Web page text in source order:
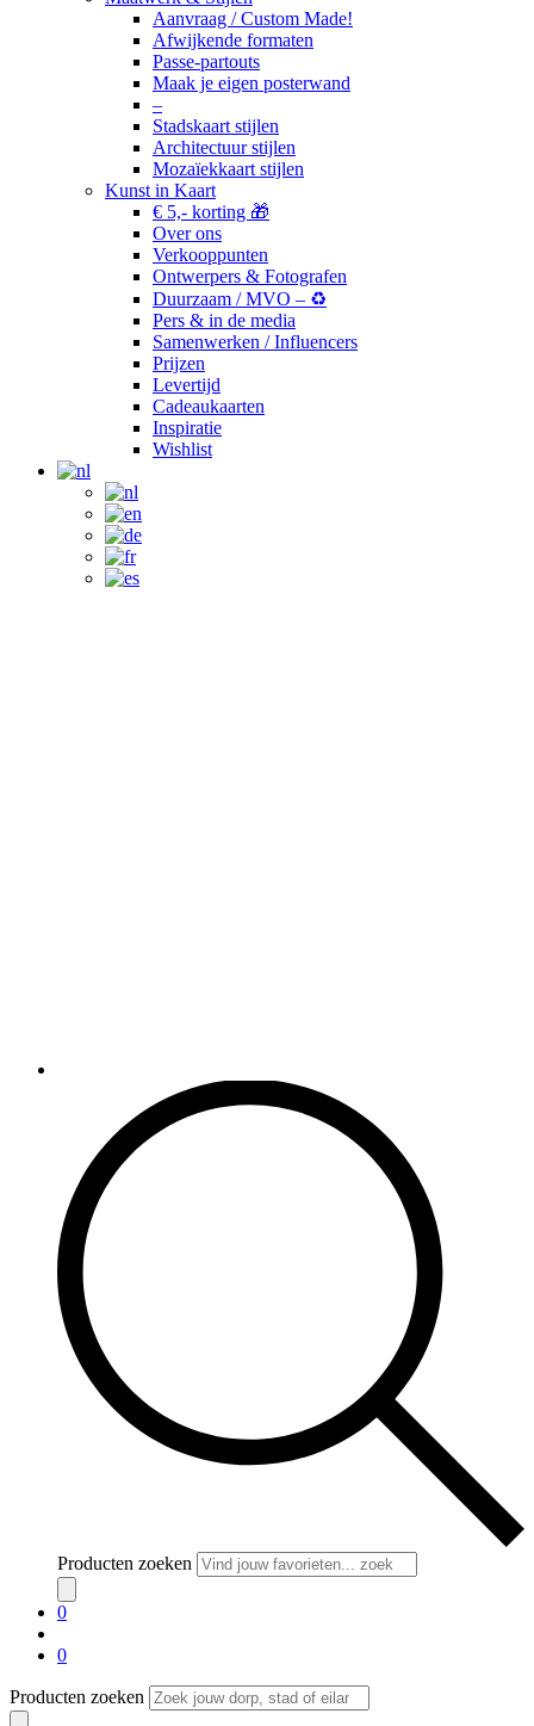
Aanvraag / Custom Made!
Afwijkende formaten
Passe-partouts
Maak je eigen posterwand
–
Stadskaart stijlen
Architectuur stijlen
Mozaïekkaart stijlen
Kunst in Kaart
€ 5,- korting 🎁
Over ons
Verkooppunten
Ontwerpers & Fotografen
Duurzaam / MVO – ♻️
Pers & in de media
Samenwerken / Influencers
Prijzen
Levertijd
Cadeaukaarten
Inspiratie
Wishlist
Producten zoeken
0
0
Producten zoeken